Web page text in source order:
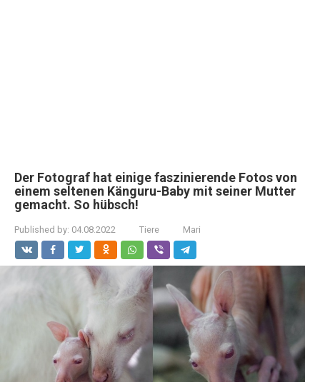
Der Fotograf hat einige faszinierende Fotos von
einem seltenen Känguru-Baby mit seiner Mutter
gemacht. So hübsch!
Published by: 04.08.2022 Tiere Mari